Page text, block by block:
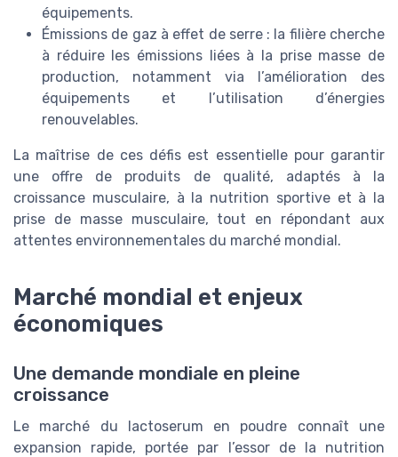
équipements.
Émissions de gaz à effet de serre : la filière cherche
à réduire les émissions liées à la prise masse de
production, notamment via l’amélioration des
équipements et l’utilisation d’énergies
renouvelables.
La maîtrise de ces défis est essentielle pour garantir
une offre de produits de qualité, adaptés à la
croissance musculaire, à la nutrition sportive et à la
prise de masse musculaire, tout en répondant aux
attentes environnementales du marché mondial.
Marché mondial et enjeux
économiques
Une demande mondiale en pleine
croissance
Le marché du lactoserum en poudre connaît une
expansion rapide, portée par l’essor de la nutrition